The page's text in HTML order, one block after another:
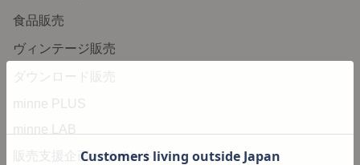
食品販売
ヴィンテージ販売
ダウンロード販売
minne PLUS
minne LAB
販売支援企画・イベント